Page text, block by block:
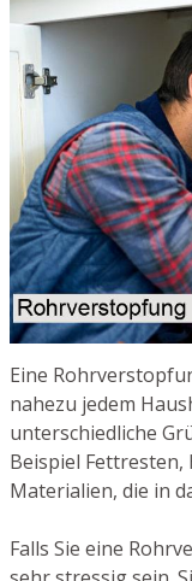
Eine
nahezu jedem
unterschiedliche
Beispiel Fettresten,
Materialien, die in
Falls Sie eine